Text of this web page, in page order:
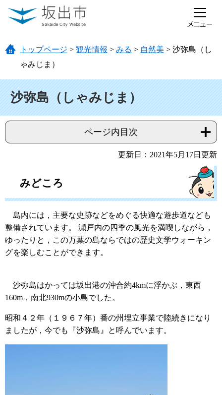
ページの先頭です。
メニューを飛ばして本文へ
トップページ > 観光情報 > みる > 自然美 > 沙弥島（し
ゃみじま）
沙弥島（しゃみじま）
ページ内目次
更新日：2021年5月17日更新
みどころ
島内には，主要な史跡などをめぐる快適な遊歩道なども
整備されています。 瀬戸内の四季の風光を満喫しながら，
ゆったりと，この万葉の島ならではの歴史文学ウォーキン
グを楽しむことができます。
沙弥島はかっては坂出港の沖合約4kmに浮かぶ，東西
160m，南北930mの小島でした。
昭和４２年（１９６７年）番の州埋立事業で陸続きになり
ましたが，今でも『沙弥島』と呼んでいます。